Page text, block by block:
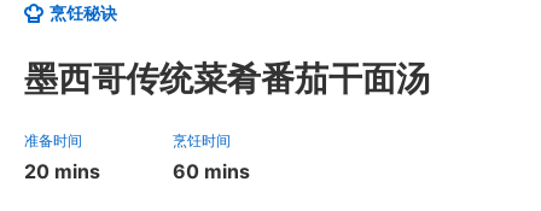
烹饪秘诀
墨西哥传统菜肴番茄干面汤
准备时间
20 mins
烹饪时间
60 mins